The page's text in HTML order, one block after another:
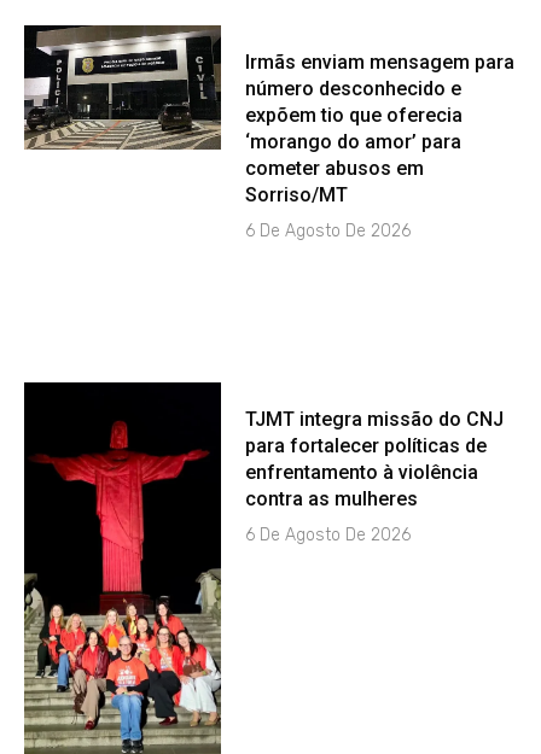
Irmãs enviam mensagem para
número desconhecido e
expõem tio que oferecia
‘morango do amor’ para
cometer abusos em
Sorriso/MT
6 De Agosto De 2026
TJMT integra missão do CNJ
para fortalecer políticas de
enfrentamento à violência
contra as mulheres
6 De Agosto De 2026